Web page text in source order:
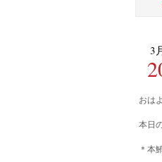
3
おは
本日
＊本